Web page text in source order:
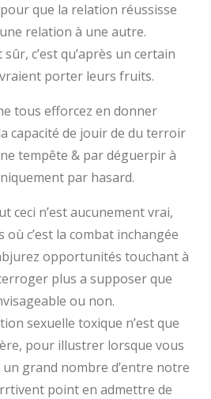
que la relation réussisse
relation à une autre.
c’est qu’après un certain
porter leurs fruits.
tous efforcez en donner
capacité de jouir de du terroir
tempête & par déguerpir à
par hasard.
ceci n’est aucunement vrai,
où c’est la combat inchangée
opportunités touchant à
plus a supposer que
ou non.
sexuelle toxique n’est que
pour illustrer lorsque vous
un grand nombre d’entre notre
point en admettre de